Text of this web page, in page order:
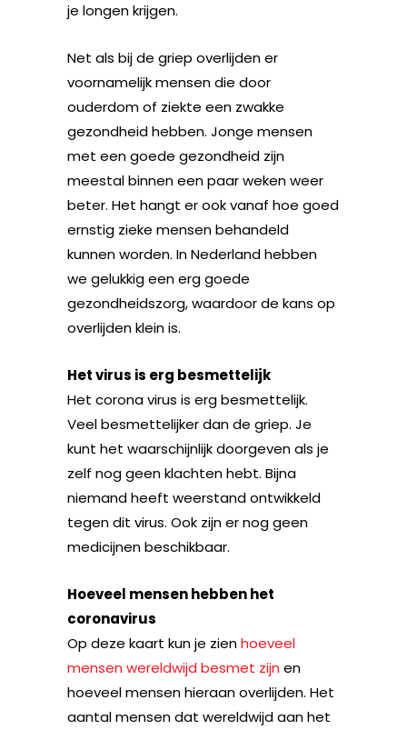
je longen krijgen.
Net als bij de griep overlijden er
voornamelijk mensen die door
ouderdom of ziekte een zwakke
gezondheid hebben. Jonge mensen
met een goede gezondheid zijn
meestal binnen een paar weken weer
beter. Het hangt er ook vanaf hoe goed
ernstig zieke mensen behandeld
kunnen worden. In Nederland hebben
we gelukkig een erg goede
gezondheidszorg, waardoor de kans op
overlijden klein is.
Het virus is erg besmettelijk
Het corona virus is erg besmettelijk.
Veel besmettelijker dan de griep. Je
kunt het waarschijnlijk doorgeven als je
zelf nog geen klachten hebt. Bijna
niemand heeft weerstand ontwikkeld
tegen dit virus. Ook zijn er nog geen
medicijnen beschikbaar.
Hoeveel mensen hebben het
coronavirus
Op deze kaart kun je zienhoeveel
mensen wereldwijd besmet zijn en
hoeveel mensen hieraan overlijden. Het
aantal mensen dat wereldwijd aan het